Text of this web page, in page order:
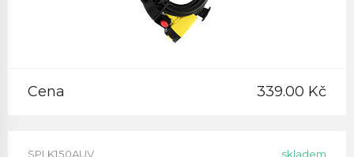
Cena 339.00 Kč
SPLK150AUV skladem